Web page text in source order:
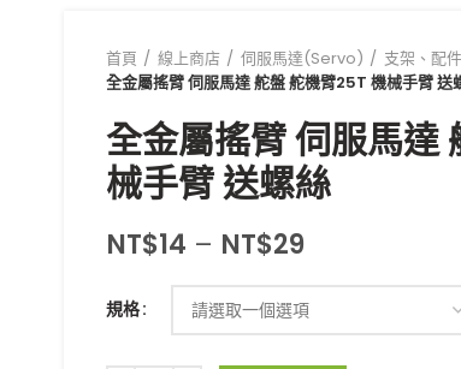
首頁 線上商店 伺服馬達(Servo)
支架、配
全金屬搖臂 伺服馬達 舵盤 舵機臂25T 機械手臂 送
全金屬搖臂 伺服馬達
械手臂 送螺絲
NT$14 – NT$29
規格